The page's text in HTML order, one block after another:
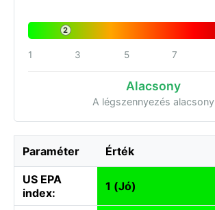
2
1 3 5 7
Alacsony
A légszennyezés alacsony
Paraméter Érték
US EPA
index:
1 (Jó)